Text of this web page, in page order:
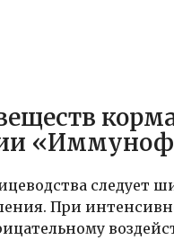
следует
При